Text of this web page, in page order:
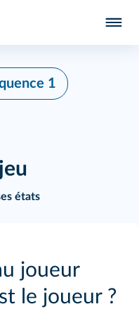
1
états
joueur
le joueur ?